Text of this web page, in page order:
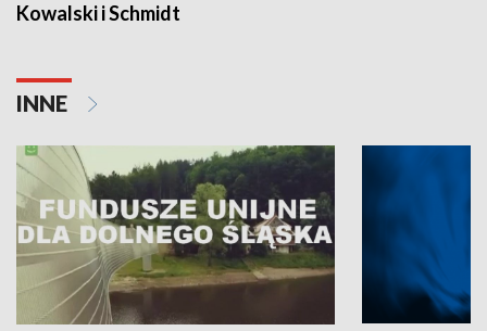
Kowalski i Schmidt
INNE